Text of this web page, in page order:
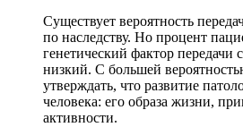
Существует вероятность
по наследству. Но процент
генетический фактор передачи
низкий. С большей
утверждать, что развитие
человека: его образа жизни,
активности.